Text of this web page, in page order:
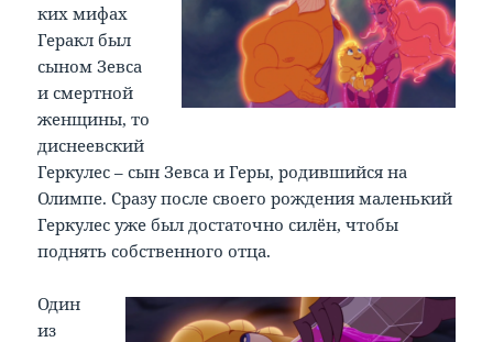
ких мифах
Геракл был
сыном Зевса
и смертной
женщины, то
диснеевский
Геркулес – сын Зевса и Геры, родившийся на
Олимпе. Сразу после своего рождения маленький
Геркулес уже был достаточно силён, чтобы
поднять собственного отца.
Один
из